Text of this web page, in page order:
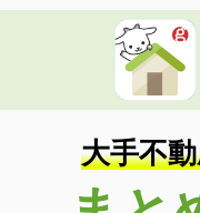
大手不